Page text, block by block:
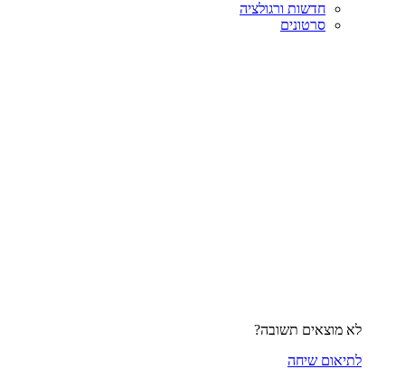
חדשות ורגולציה
סרטונים
לא מוצאים תשובה?
לתיאום שיחה